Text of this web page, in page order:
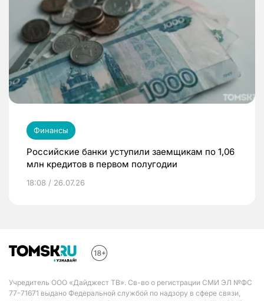
Финансы
Российские банки уступили заемщикам по 1,06
млн кредитов в первом полугодии
18:08 / 26.07.26
Учредитель ООО «Дайджест ТВ». Св-во о регистрации СМИ ЭЛ №ФС
77-71671 выдано Федеральной службой по надзору в сфере связи,